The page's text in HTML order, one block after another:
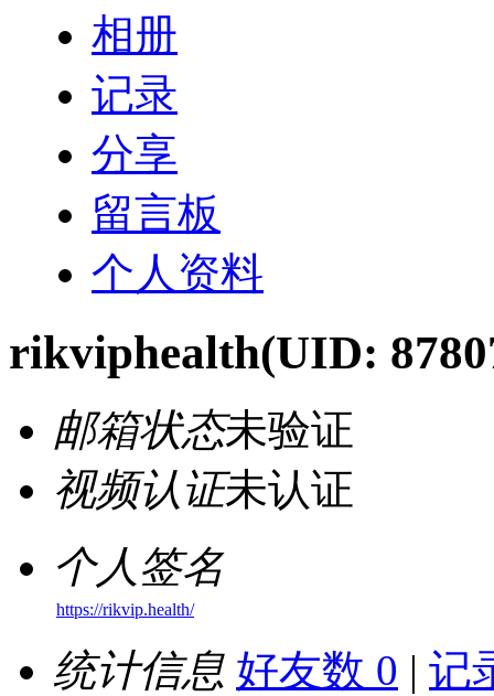
相册
记录
分享
留言板
个人资料
rikviphealth(UID:
邮箱状态未验证
视频认证未认证
个人签名
https://rikvip.health/
统计信息 好友数 0 | 记